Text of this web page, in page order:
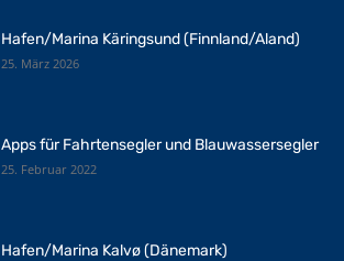
Hafen/Marina Käringsund (Finnland/Aland)
25. März 2026
Apps für Fahrtensegler und Blauwassersegler
25. Februar 2022
Hafen/Marina Kalvø (Dänemark)